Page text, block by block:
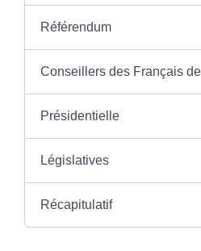
Référendum
Conseillers des Français
Présidentielle
Législatives
Récapitulatif